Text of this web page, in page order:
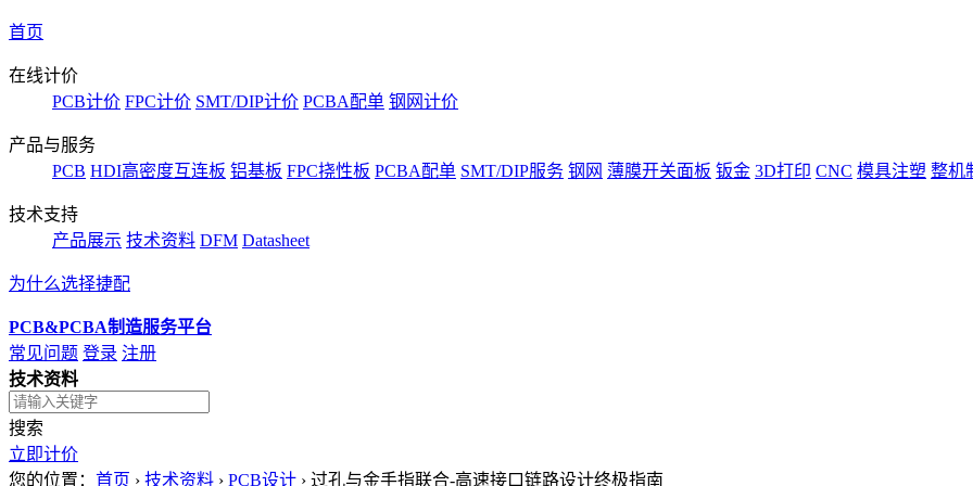
首页
在线计价
PCB计价 FPC计价 SMT/DIP计价 PCBA配单 钢网计价
产品与服务
PCB HDI高密度互连板 铝基板 FPC挠性板 PCBA配单 SMT/DIP服务 钢网 薄膜开关面板 钣金 3D打印 CNC 模具注塑 整机
技术支持
产品展示 技术资料 DFM Datasheet
为什么选择捷配
PCB&PCBA制造服务平台
常见问题 登录 注册
技术资料
搜索
立即计价
您的位置： 首页 › 技术资料 › PCB设计 › 过孔与金手指联合-高速接口链路设计终极指南